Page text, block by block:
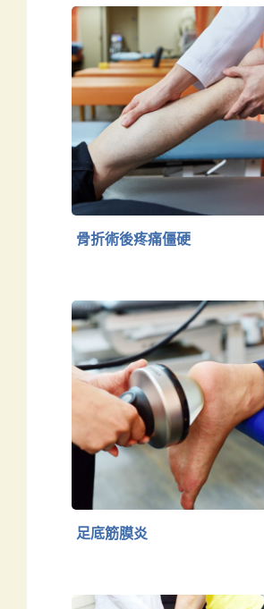
骨折術後疼痛僵
骨折術後疼痛僵硬
足底筋膜炎
下肢
足底筋膜炎